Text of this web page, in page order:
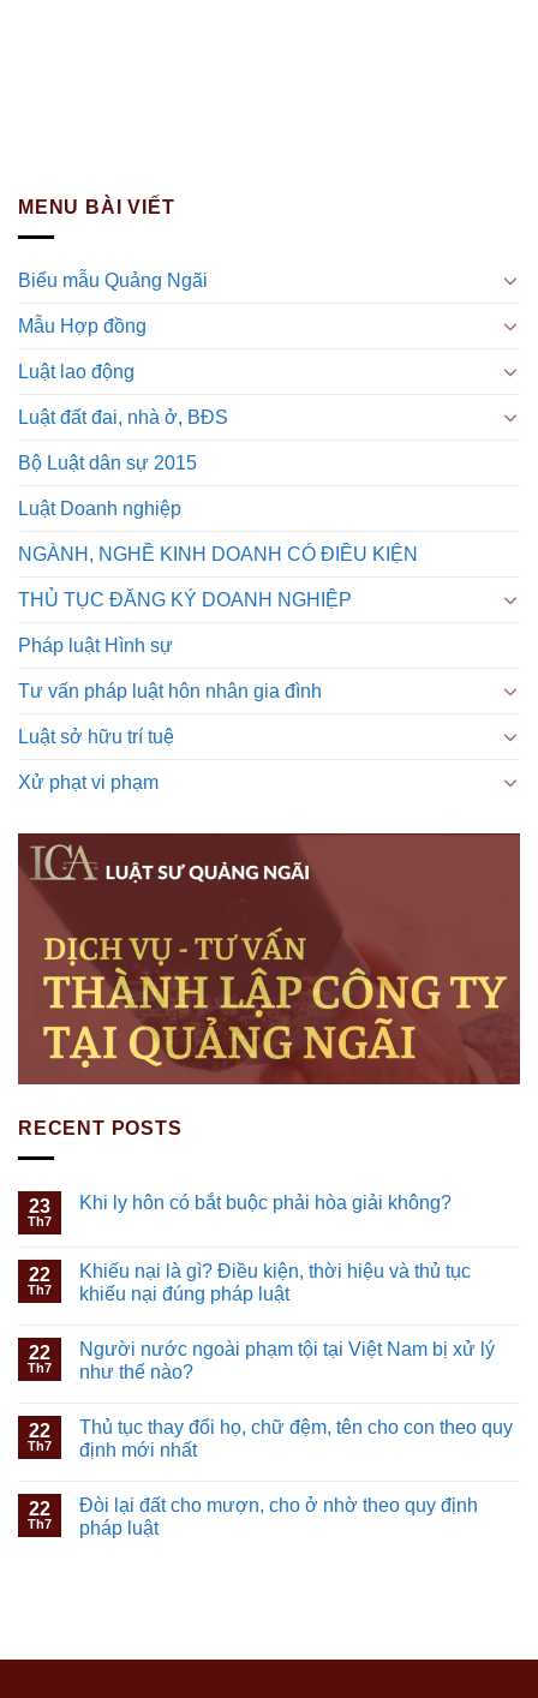
MENU BÀI VIẾT
Biểu mẫu Quảng Ngãi
Mẫu Hợp đồng
Luật lao động
Luật đất đai, nhà ở, BĐS
Bộ Luật dân sự 2015
Luật Doanh nghiệp
NGÀNH, NGHỀ KINH DOANH CÓ ĐIỀU KIỆN
THỦ TỤC ĐĂNG KÝ DOANH NGHIỆP
Pháp luật Hình sự
Tư vấn pháp luật hôn nhân gia đình
Luật sở hữu trí tuệ
Xử phạt vi phạm
RECENT POSTS
23
Th7
Khi ly hôn có bắt buộc phải hòa giải không?
22
Th7
Khiếu nại là gì? Điều kiện, thời hiệu và thủ tục
khiếu nại đúng pháp luật
22
Th7
Người nước ngoài phạm tội tại Việt Nam bị xử lý
như thế nào?
22
Th7
Thủ tục thay đổi họ, chữ đệm, tên cho con theo quy
định mới nhất
22
Th7
Đòi lại đất cho mượn, cho ở nhờ theo quy định
pháp luật